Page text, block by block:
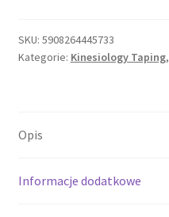
SKU: 5908264445733
Kategorie: Kinesiology Taping,
Opis
Informacje dodatkowe